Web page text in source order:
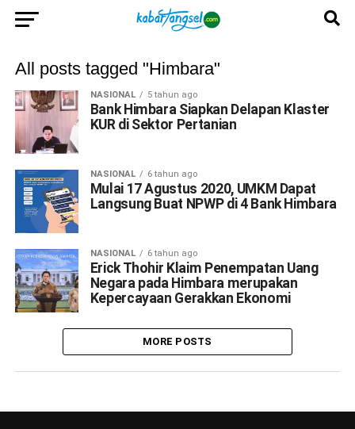
All posts tagged "Himbara"
NASIONAL 5 tahun ago
Bank Himbara Siapkan Delapan Klaster
KUR di Sektor Pertanian
NASIONAL 6 tahun ago
Mulai 17 Agustus 2020, UMKM Dapat
Langsung Buat NPWP di 4 Bank Himbara
NASIONAL 6 tahun ago
Erick Thohir Klaim Penempatan Uang
Negara pada Himbara merupakan
Kepercayaan Gerakkan Ekonomi
MORE POSTS